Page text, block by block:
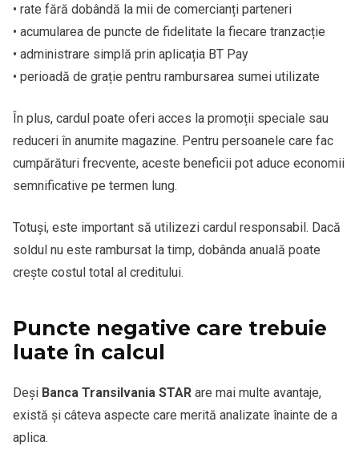
• rate fără dobândă la mii de comercianți parteneri
• acumularea de puncte de fidelitate la fiecare tranzacție
• administrare simplă prin aplicația BT Pay
• perioadă de grație pentru rambursarea sumei utilizate
În plus, cardul poate oferi acces la promoții speciale sau
reduceri în anumite magazine. Pentru persoanele care fac
cumpărături frecvente, aceste beneficii pot aduce economii
semnificative pe termen lung.
Totuși, este important să utilizezi cardul responsabil. Dacă
soldul nu este rambursat la timp, dobânda anuală poate
crește costul total al creditului.
Puncte negative care trebuie
luate în calcul
Deși Banca Transilvania STAR are mai multe avantaje,
există și câteva aspecte care merită analizate înainte de a
aplica.